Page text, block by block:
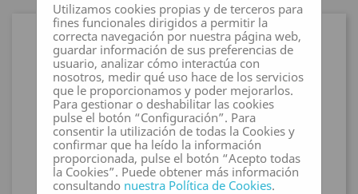
Utilizamos cookies propias y de terceros para
fines funcionales dirigidos a permitir la
correcta navegación por nuestra página web,
guardar información de sus preferencias de
usuario, analizar cómo interactúa con
nosotros, medir qué uso hace de los servicios
que le proporcionamos y poder mejorarlos.
Para gestionar o deshabilitar las cookies
pulse el botón “Configuración”. Para
consentir la utilización de todas la Cookies y
confirmar que ha leído la información
proporcionada, pulse el botón “Acepto todas
la Cookies”. Puede obtener más información
consultando nuestra Política de Cookies.